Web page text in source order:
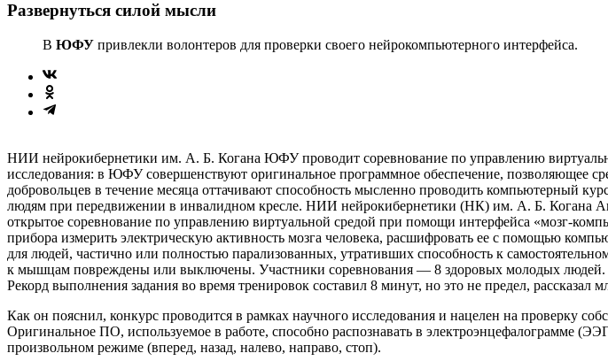
Развернуться силой мысли
В ЮФУ привлекли волонтеров для проверки своего нейрокомпьютерного интерфейса.
НИИ нейрокибернетики им. А. Б. Когана ЮФУ проводит соревнование по управлению
исследования: в ЮФУ совершенствуют оригинальное программное обеспечение, позволяющее
добровольцев в течение месяца оттачивают способность мысленно проводить компьютерный
людям при передвижении в инвалидном кресле. НИИ нейрокибернетики (НК) им. А. Б. Когана
открытое соревнование по управлению виртуальной средой при помощи интерфейса «мозг-
прибора измерить электрическую активность мозга человека, расшифровать ее с помощью
для людей, частично или полностью парализованных, утративших способность к
к мышцам повреждены или выключены. Участники соревнования — 8 здоровых молодых людей.
Рекорд выполнения задания во время тренировок составил 8 минут, но это не предел,
Как он пояснил, конкурс проводится в рамках научного исследования и нацелен на проверку
Оригинальное ПО, используемое в работе, способно распознавать в электроэнцефалограмме
произвольном режиме (вперед, назад, налево, направо, стоп).